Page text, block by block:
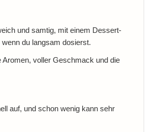
und samtig, mit einem Dessert-
du langsam dosierst.
voller Geschmack und die
auf, und schon wenig kann sehr